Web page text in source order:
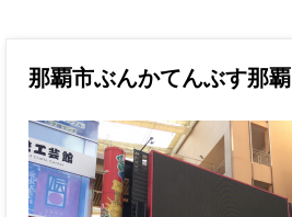
那覇市ぶんかてんぶす那覇